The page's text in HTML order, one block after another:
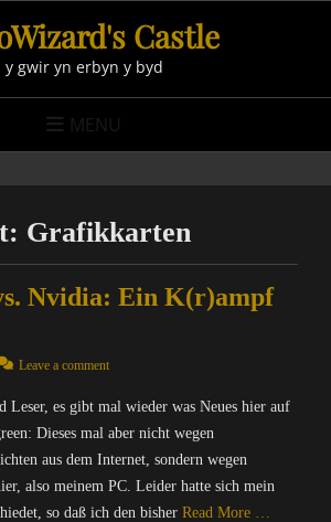
Castle
y gwir yn erbyn y byd
MENU
Grafikkarten
Nvidia: Ein K(r)ampf
Leave a comment
Leser, es gibt mal wieder was Neues hier auf
Dieses mal aber nicht wegen
aus dem Internet, sondern wegen
also meinem PC. Leider hatte sich mein
so daß ich den bisher Read More …